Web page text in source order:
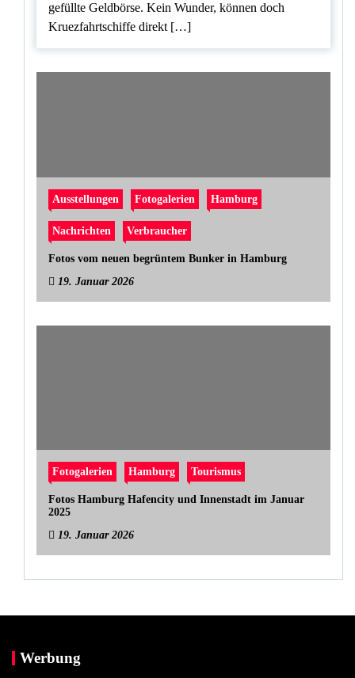
gefüllte Geldbörse. Kein Wunder, können doch
Kruezfahrtschiffe direkt […]
Ausstellungen Fotogalerien Hamburg
Nachrichten Verbraucher
Fotos vom neuen begrüntem Bunker in Hamburg
19. Januar 2026
Fotogalerien Hamburg Tourismus
Fotos Hamburg Hafencity und Innenstadt im Januar
2025
19. Januar 2026
Werbung